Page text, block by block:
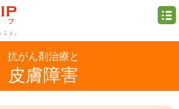
抗がん剤治療と
皮膚障害